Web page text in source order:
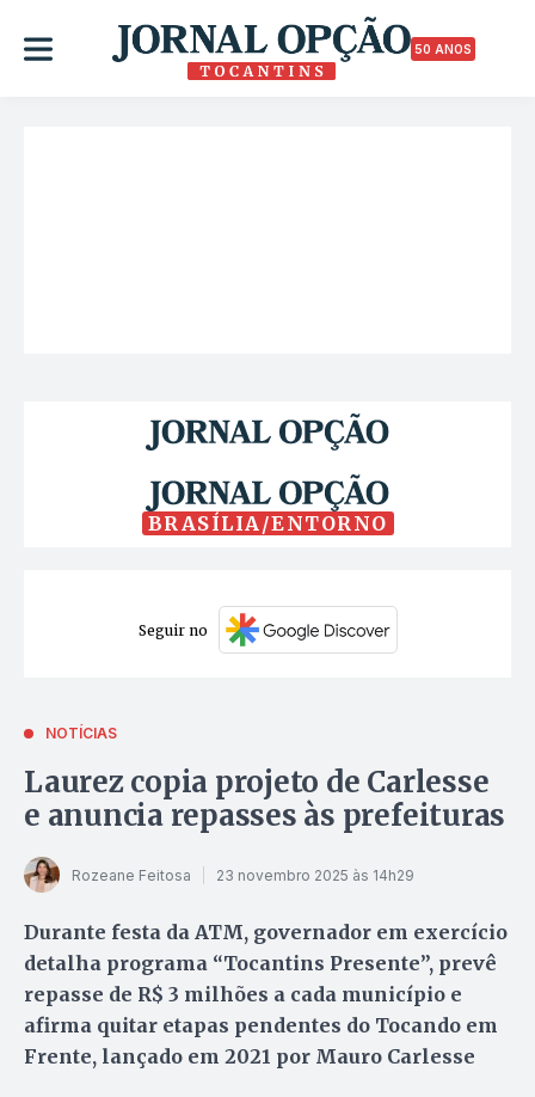
50 ANOS
BRASÍLIA/ENTORNO
Seguir no
NOTÍCIAS
Laurez copia projeto de Carlesse
e anuncia repasses às prefeituras
Rozeane Feitosa 23 novembro 2025 às 14h29
Durante festa da ATM, governador em exercício
detalha programa “Tocantins Presente”, prevê
repasse de R$ 3 milhões a cada município e
afirma quitar etapas pendentes do Tocando em
Frente, lançado em 2021 por Mauro Carlesse